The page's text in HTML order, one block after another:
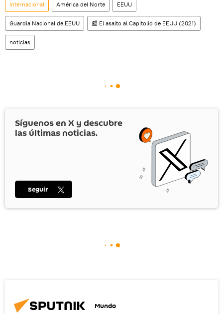
Internacional América del Norte EEUU
Guardia Nacional de EEUU 📰 El asalto al Capitolio de EEUU (2021)
noticias
Síguenos en X y descubre
las últimas noticias.
Seguir
Mundo